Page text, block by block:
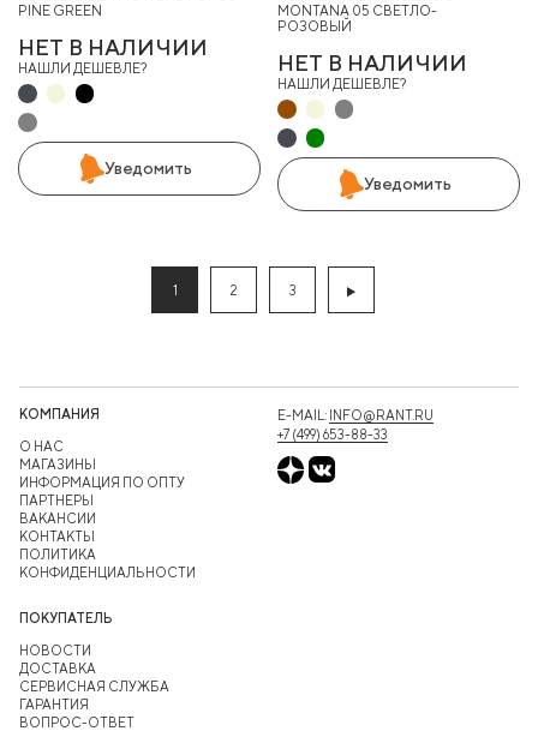
PINE GREEN
НЕТ В НАЛИЧИИ
НАШЛИ ДЕШЕВЛЕ?
Уведомить
MONTANA 05 СВЕТЛО-
РОЗОВЫЙ
НЕТ В НАЛИЧИИ
НАШЛИ ДЕШЕВЛЕ?
Уведомить
1 2 3
КОМПАНИЯ
О НАС
МАГАЗИНЫ
ИНФОРМАЦИЯ ПО ОПТУ
ПАРТНЕРЫ
ВАКАНСИИ
КОНТАКТЫ
ПОЛИТИКА
КОНФИДЕНЦИАЛЬНОСТИ
ПОКУПАТЕЛЬ
НОВОСТИ
ДОСТАВКА
СЕРВИСНАЯ СЛУЖБА
ГАРАНТИЯ
ВОПРОС-ОТВЕТ
E-MAIL: INFO@RANT.RU
+7 (499) 653-88-33